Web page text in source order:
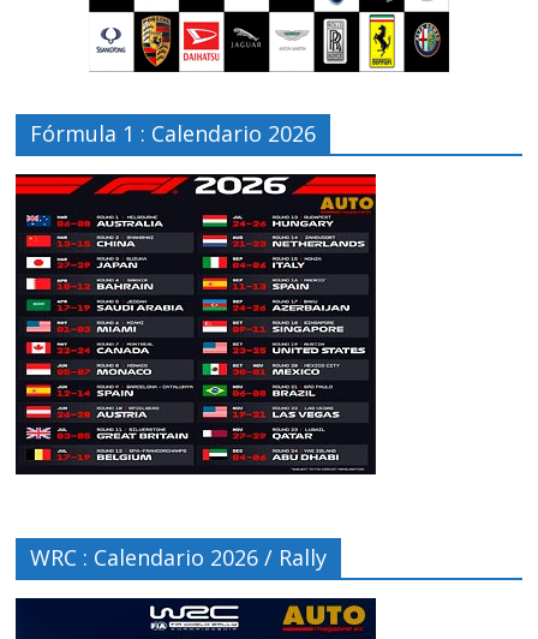
Fórmula 1 : Calendario 2026
WRC : Calendario 2026 / Rally